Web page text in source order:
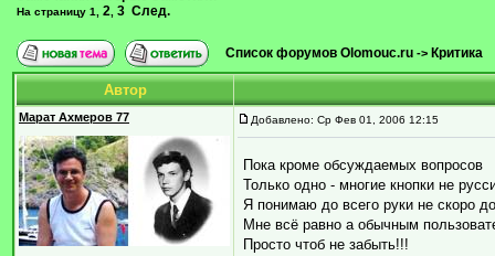
На страницу 1 2 3 След.
Список форумов Olomouc.ru -> Критика
Автор
Марат Ахмеров 77 Добавлено: Ср Фев 01, 2006 12:15
Пока кроме обсуждаемых вопросов
Только одно - многие кнопки не
Я понимаю до всего руки не скоро
Мне всё равно а обычным
Просто чтоб не забыть!!!